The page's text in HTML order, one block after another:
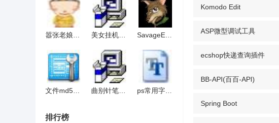
排行榜
Komodo Edit
ASP微型调试工具
ecshop快递查询插件
BB-API(百百-API)
Spring Boot